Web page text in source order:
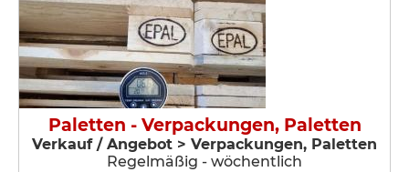
Paletten - Verpackungen, Paletten
Verkauf / Angebot > Verpackungen, Paletten
Regelmäßig - wöchentlich